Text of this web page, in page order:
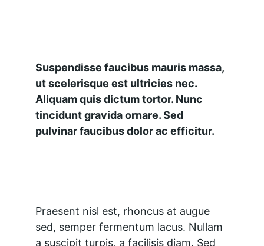
Suspendisse faucibus mauris massa,
ut scelerisque est ultricies nec.
Aliquam quis dictum tortor. Nunc
tincidunt gravida ornare. Sed
pulvinar faucibus dolor ac efficitur.
Praesent nisl est, rhoncus at augue
sed, semper fermentum lacus. Nullam
a suscipit turpis, a facilisis diam. Sed